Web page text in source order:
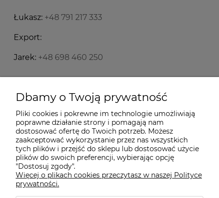
Łukasz: +48 791 217 333
Export:
Jarek: +48 698 460 250
Starecegly.com
Płatności i dostawa
Moje konto
Informacje
Dbamy o Twoją prywatność
Pliki cookies i pokrewne im technologie umożliwiają
poprawne działanie strony i pomagają nam
dostosować ofertę do Twoich potrzeb. Możesz
zaakceptować wykorzystanie przez nas wszystkich
tych plików i przejść do sklepu lub dostosować użycie
plików do swoich preferencji, wybierając opcję
"Dostosuj zgody".
Więcej o plikach cookies przeczytasz w naszej Polityce
prywatności.